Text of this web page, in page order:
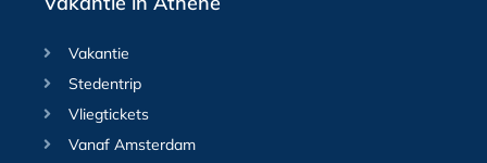
Vakantie
Stedentrip
Vliegtickets
Vanaf Amsterdam